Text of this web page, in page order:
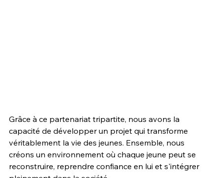
Grâce à ce partenariat tripartite, nous avons la
capacité de développer un projet qui transforme
véritablement la vie des jeunes. Ensemble, nous
créons un environnement où chaque jeune peut se
reconstruire, reprendre confiance en lui et s'intégrer